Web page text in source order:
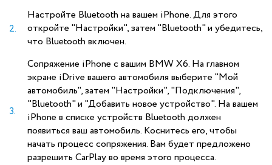
Настройте Bluetooth на вашем iPhone. Для этого
откройте "Настройки", затем "Bluetooth" и убедитесь,
что Bluetooth включен.
Сопряжение iPhone с вашим BMW X6. На главном
экране iDrive вашего автомобиля выберите "Мой
автомобиль", затем "Настройки", "Подключения",
"Bluetooth" и "Добавить новое устройство". На вашем
iPhone в списке устройств Bluetooth должен
появиться ваш автомобиль. Коснитесь его, чтобы
начать процесс сопряжения. Вам будет предложено
разрешить CarPlay во время этого процесса.